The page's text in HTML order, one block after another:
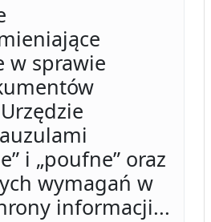
w sprawie
i „poufne” oraz
wymagań w
informacji...